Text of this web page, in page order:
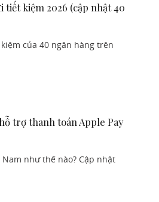
tiết kiệm 2026 (cập nhật 40
của 40 ngân hàng trên
trợ thanh toán Apple Pay
như thế nào? Cập nhật